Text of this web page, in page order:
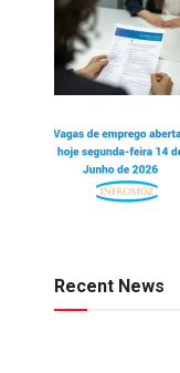
Recent News